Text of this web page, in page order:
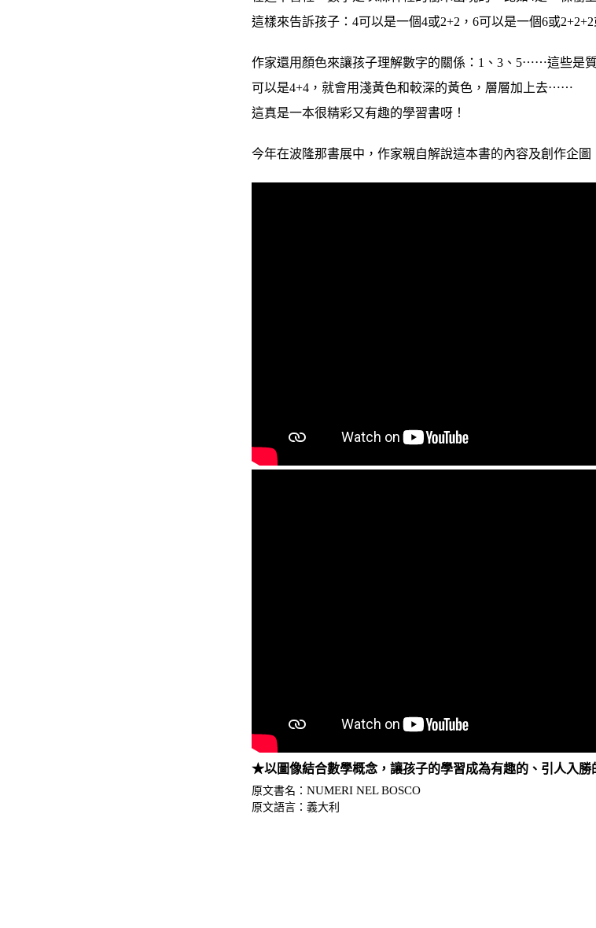
這樣來告訴孩子：4可以是一個4或2+2，6可以是一個6或
作家還用顏色來讓孩子理解數字的關係：1、3、5⋯⋯這些是
可以是4+4，就會用淺黃色和較深的黃色，層層加上去⋯⋯
這真是一本很精彩又有趣的學習書呀！
今年在波隆那書展中，作家親自解說這本書的內容及創作企
★以圖像結合數學概念，讓孩子的學習成為有趣的、引人入勝
原文書名：NUMERI NEL BOSCO
原文語言：義大利